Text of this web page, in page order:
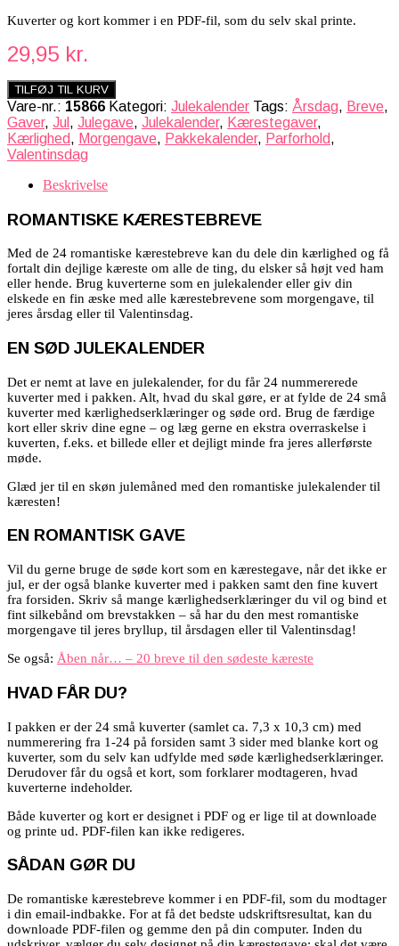
Kuverter og kort kommer i en PDF-fil, som du selv skal printe.
29,95 kr.
TILFØJ TIL KURV
Vare-nr.: 15866 Kategori: Julekalender Tags: Årsdag, Breve,
Gaver, Jul , Julegave, Julekalender, Kærestegaver,
Kærlighed, Morgengave, Pakkekalender, Parforhold,
Valentinsdag
Beskrivelse
ROMANTISKE KÆRESTEBREVE
Med de 24 romantiske kærestebreve kan du dele din kærlighed og få
fortalt din dejlige kæreste om alle de ting, du elsker så højt ved ham
eller hende. Brug kuverterne som en julekalender eller giv din
elskede en fin æske med alle kærestebrevene som morgengave, til
jeres årsdag eller til Valentinsdag.
EN SØD JULEKALENDER
Det er nemt at lave en julekalender, for du får 24 nummererede
kuverter med i pakken. Alt, hvad du skal gøre, er at fylde de 24 små
kuverter med kærlighedserklæringer og søde ord. Brug de færdige
kort eller skriv dine egne – og læg gerne en ekstra overraskelse i
kuverten, f.eks. et billede eller et dejligt minde fra jeres allerførste
møde.
Glæd jer til en skøn julemåned med den romantiske julekalender til
kæresten!
EN ROMANTISK GAVE
Vil du gerne bruge de søde kort som en kærestegave, når det ikke er
jul, er der også blanke kuverter med i pakken samt den fine kuvert
fra forsiden. Skriv så mange kærlighedserklæringer du vil og bind et
fint silkebånd om brevstakken – så har du den mest romantiske
morgengave til jeres bryllup, til årsdagen eller til Valentinsdag!
Se også: Åben når… – 20 breve til den sødeste kæreste
HVAD FÅR DU?
I pakken er der 24 små kuverter (samlet ca. 7,3 x 10,3 cm) med
nummerering fra 1-24 på forsiden samt 3 sider med blanke kort og
kuverter, som du selv kan udfylde med søde kærlighedserklæringer.
Derudover får du også et kort, som forklarer modtageren, hvad
kuverterne indeholder.
Både kuverter og kort er designet i PDF og er lige til at downloade
og printe ud. PDF-filen kan ikke redigeres.
SÅDAN GØR DU
De romantiske kærestebreve kommer i en PDF-fil, som du modtager
i din email-indbakke. For at få det bedste udskriftsresultat, kan du
downloade PDF-filen og gemme den på din computer. Inden du